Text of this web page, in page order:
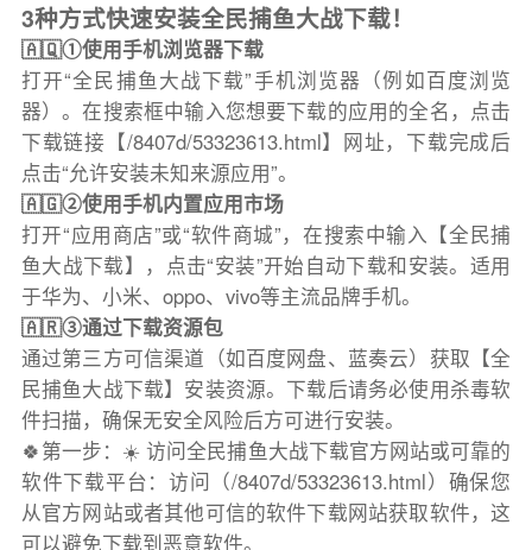
3种方式快速安装全民捕鱼大战下载！
🇦🇶①使用手机浏览器下载
打开“全民捕鱼大战下载”手机浏览器（例如百度浏览
器）。在搜索框中输入您想要下载的应用的全名，点击
下载链接【/8407d/53323613.html】网址，下载完成后
点击“允许安装未知来源应用”。
🇦🇬②使用手机内置应用市场
打开“应用商店”或“软件商城”，在搜索中输入【全民捕
鱼大战下载】，点击“安装”开始自动下载和安装。适用
于华为、小米、oppo、vivo等主流品牌手机。
🇦🇷③通过下载资源包
通过第三方可信渠道（如百度网盘、蓝奏云）获取【全
民捕鱼大战下载】安装资源。下载后请务必使用杀毒软
件扫描，确保无安全风险后方可进行安装。
🍀第一步：☀️ 访问全民捕鱼大战下载官方网站或可靠的
软件下载平台：访问（/8407d/53323613.html）确保您
从官方网站或者其他可信的软件下载网站获取软件，这
可以避免下载到恶意软件。